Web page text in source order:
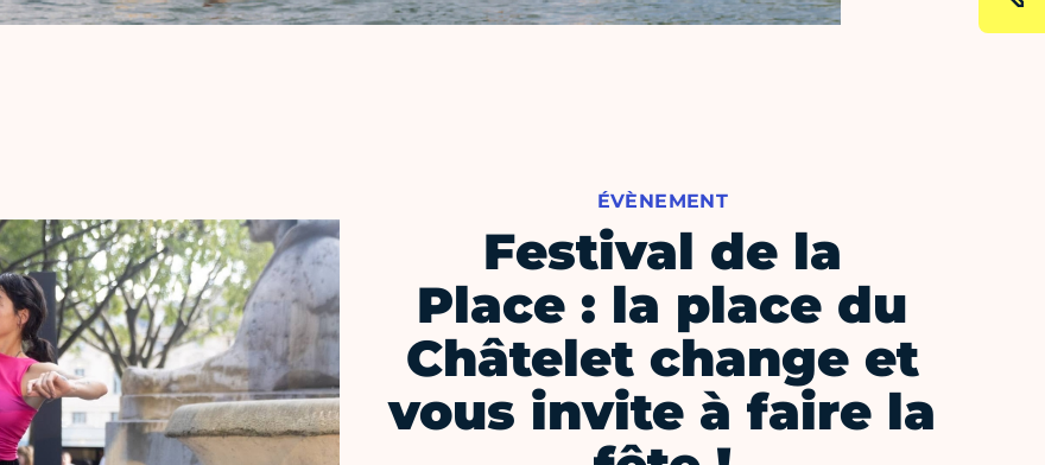
ÉVÈNEMENT
Festival de la
Place : la place du
Châtelet change et
vous invite à faire la